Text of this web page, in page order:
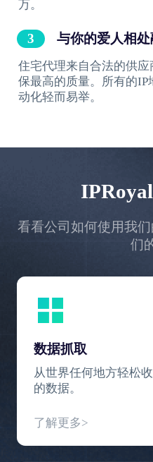
万。
与你的爱人相处
住宅代理来自合法的供
保最高的质量。所有的IP
动化轻而易举。
看看公司如何使用我
们
数据抓取
从世界任何地方轻松
的数据。
了解更多>